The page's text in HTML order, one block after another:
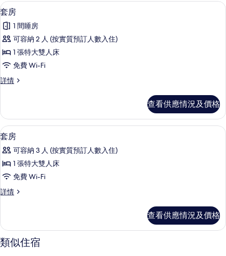
載
入
所
有
套
的
片
套房 | 書桌、遮光窗簾/窗簾、隔音、
4
套房
1 間睡房
可容納 2 人 (按實質預訂人數入住)
1 張特大雙人床
免費 Wi-Fi
詳情
套
查看供應情況及價格
載
入
所
有
房
相
片
套房 | 書桌、遮光窗簾/窗簾、隔音、
6
套房
可容納 3 人 (按實質預訂人數入住)
1 張特大雙人床
免費 Wi-Fi
詳情
套
查看供應情況及價格
類似住宿